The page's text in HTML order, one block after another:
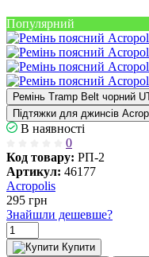
Популярний
Ремінь Tramp Belt чорний
Підтяжки для джинсів
В наявності
0
Код товару: РП-2
Артикул: 46177
Acropolis
295 грн
Знайшли дешевше?
Купити